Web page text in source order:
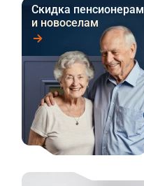
Скидка пенсионерам
и новоселам